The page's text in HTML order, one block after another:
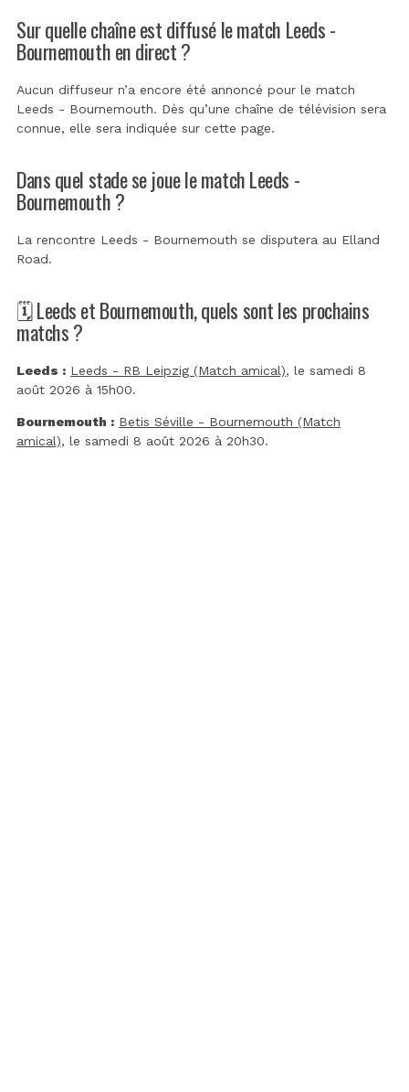
Sur quelle chaîne est diffusé le match Leeds -
Bournemouth en direct ?
Aucun diffuseur n’a encore été annoncé pour le match
Leeds - Bournemouth. Dès qu’une chaîne de télévision sera
connue, elle sera indiquée sur cette page.
Dans quel stade se joue le match Leeds -
Bournemouth ?
La rencontre Leeds - Bournemouth se disputera au Elland
Road.
🗓️ Leeds et Bournemouth, quels sont les prochains
matchs ?
Leeds : Leeds - RB Leipzig (Match amical), le samedi 8
août 2026 à 15h00.
Bournemouth : Betis Séville - Bournemouth (Match
amical), le samedi 8 août 2026 à 20h30.